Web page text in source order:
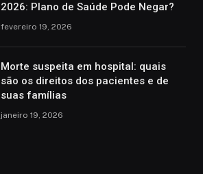
2026: Plano de Saúde Pode Negar?
fevereiro 19, 2026
Morte suspeita em hospital: quais
são os direitos dos pacientes e de
suas famílias
janeiro 19, 2026